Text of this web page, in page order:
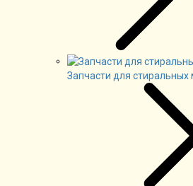
Запчасти для